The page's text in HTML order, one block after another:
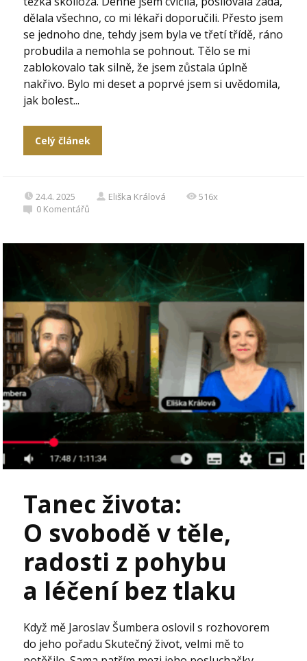
dělala všechno, co mi lékaři doporučili. Přesto jsem
se jednoho dne, tehdy jsem byla ve třetí třídě, ráno
probudila a nemohla se pohnout. Tělo se mi
zablokovalo tak silně, že jsem zůstala úplně
nakřivo. Bylo mi deset a poprvé jsem si uvědomila,
jak bolest...
Celý článek
24.4. 2025 Eliška Králová
516x
0 Komentářů
Tanec života:
O svobodě v těle,
radosti z pohybu
a léčení bez tlaku
Když mě Jaroslav Šumbera oslovil s rozhovorem
do jeho pořadu Skutečný život, velmi mě to